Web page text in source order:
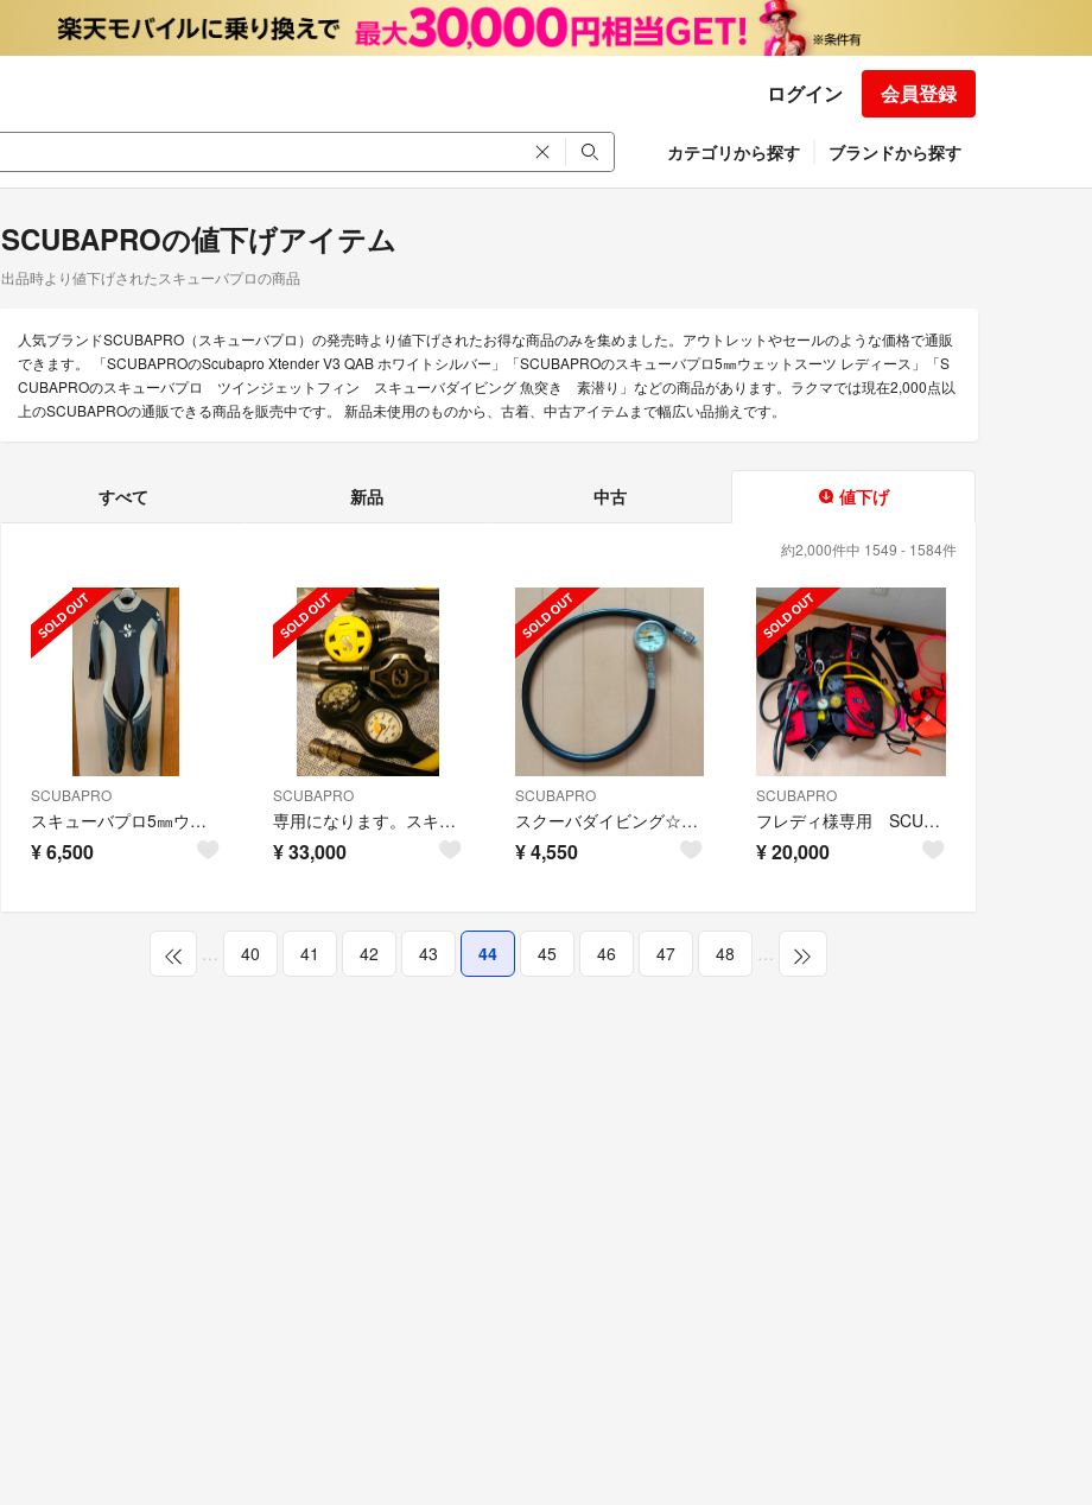
ログイン 会員登録
カテゴリから探す ブランドから探す
SCUBAPROの値下げアイテム
出品時より値下げされたスキューバプロの商品
人気ブランドSCUBAPRO（スキューバプロ）の発売時より値下げされたお得な商品のみを集めました。アウトレットやセールのような価格で通販
できます。 「SCUBAPROのScubapro Xtender V3 QAB ホワイトシルバー」「SCUBAPROのスキューバプロ5㎜ウェットスーツ レディース」「S
CUBAPROのスキューバプロ ツインジェットフィン スキューバダイビング 魚突き 素潜り」などの商品があります。ラクマでは現在2,000点以
上のSCUBAPROの通販できる商品を販売中です。 新品未使用のものから、古着、中古アイテムまで幅広い品揃えです。
すべて 新品 中古 値下げ
約2,000件中 1549 - 1584件
SCUBAPRO
スキューバプロ5㎜ウェットスーツ レディース
¥6,500
SCUBAPRO
専用になります。スキューバプロ チタンレギュレーター オクトパスなし
¥33,000
SCUBAPRO
スクーバダイビング☆残圧計☆SCUBA PRO☆75cm高圧ホース付き
¥4,550
SCUBAPRO
フレディ様専用 SCUBAPRO ダイビング 重機材 1式
¥20,000
… 40 41 42 43 44 45 46 47 48 …